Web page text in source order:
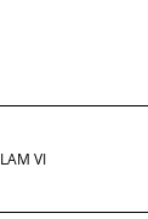
VI